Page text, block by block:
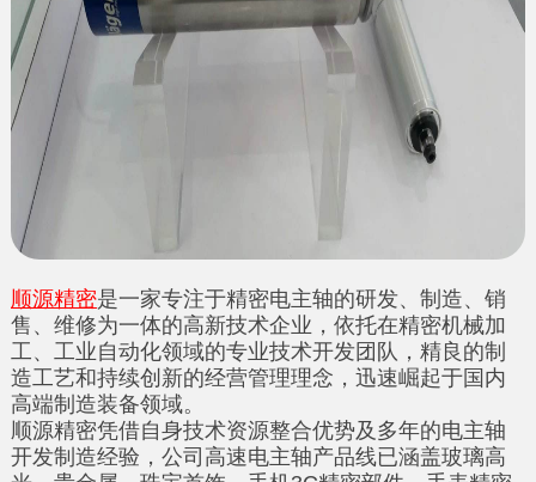
顺源精密是一家专注于精密电主轴的研发、制造、销
售、维修为一体的高新技术企业，依托在精密机械加
工、工业自动化领域的专业技术开发团队，精良的制
造工艺和持续创新的经营管理理念，迅速崛起于国内
高端制造装备领域。
顺源精密凭借自身技术资源整合优势及多年的电主轴
开发制造经验，公司 高速电主轴产品线已涵盖玻璃高